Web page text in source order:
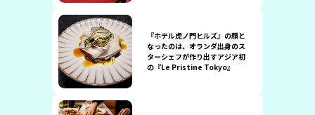
『ホテル虎ノ門ヒルズ』の顔と
なったのは、オランダ出身のス
ターシェフが作り出すアジア初
の『Le Pristine Tokyo』